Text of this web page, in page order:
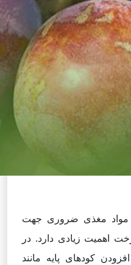
مواد مغذی ضروری جهت
اهمیت زیادی دارد. در
کودهای پایه مانند